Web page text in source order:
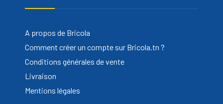
A propos de Bricola
Comment créer un compte sur Bricola.tn ?
Conditions générales de vente
Livraison
Mentions légales